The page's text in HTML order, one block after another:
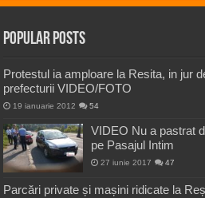
Popular Posts
Protestul ia amploare la Resita, in jur
prefecturii VIDEO/FOTO
19 ianuarie 2012 54
VIDEO Nu a pastrat
pe Pasajul Intim
27 iunie 2017 47
Parcări private și mașini ridicate la